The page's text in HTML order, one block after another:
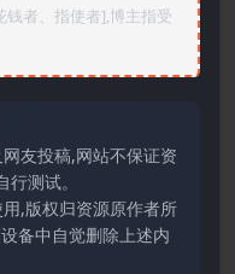
者、指使者],博主指受
友投稿,网站不保证资
测试。
,版权归资源原作者所
备中自觉删除上述内